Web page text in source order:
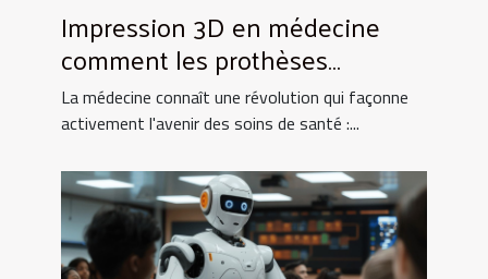
Impression 3D en médecine
comment les prothèses
personnalisées transforment
les soins
La médecine connaît une révolution qui façonne
activement l'avenir des soins de santé :...